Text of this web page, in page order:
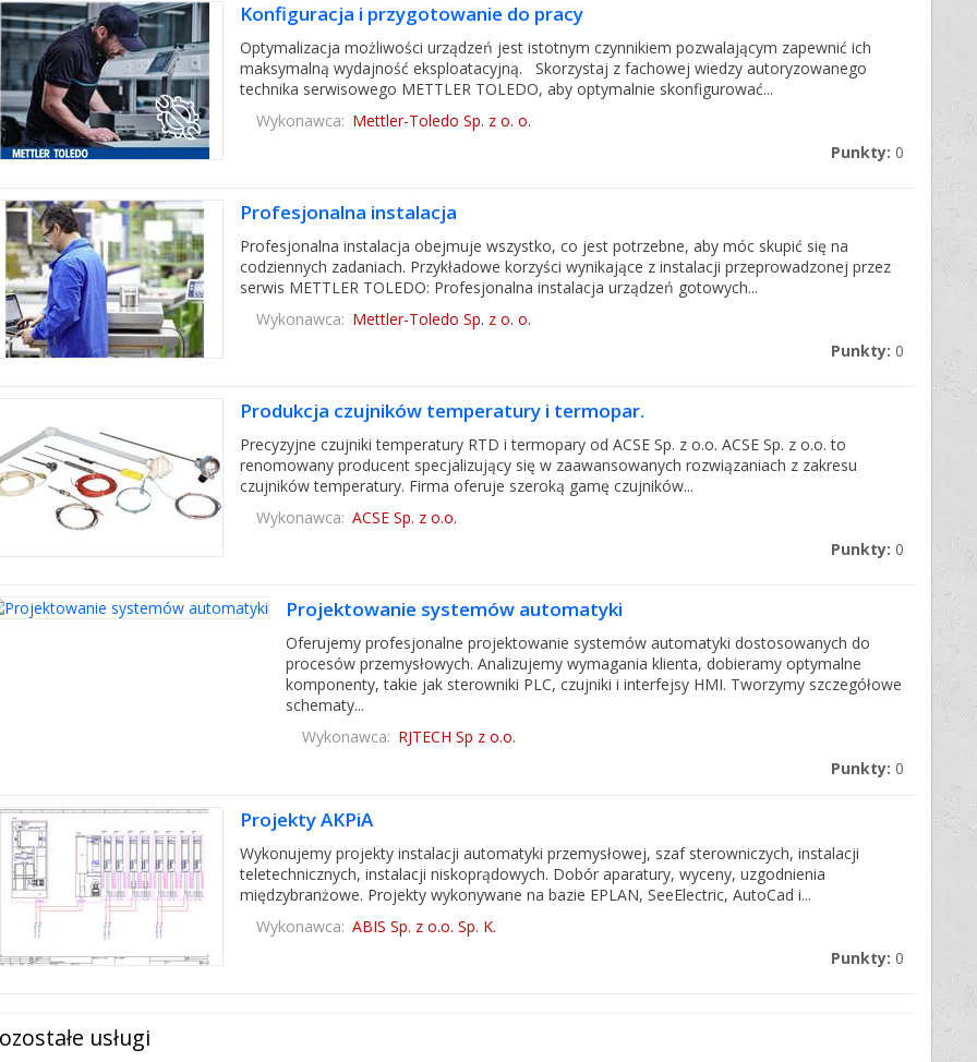
Konfiguracja i przygotowanie do pracy
Optymalizacja możliwości urządzeń jest istotnym czynnikiem pozwalającym zapewnić ich
maksymalną wydajność eksploatacyjną. Skorzystaj z fachowej wiedzy autoryzowanego
technika serwisowego METTLER TOLEDO, aby optymalnie skonfigurować...
Wykonawca: Mettler-Toledo Sp. z o. o.
Punkty: 0
Profesjonalna instalacja
Profesjonalna instalacja obejmuje wszystko, co jest potrzebne, aby móc skupić się na
codziennych zadaniach. Przykładowe korzyści wynikające z instalacji przeprowadzonej przez
serwis METTLER TOLEDO: Profesjonalna instalacja urządzeń gotowych...
Wykonawca: Mettler-Toledo Sp. z o. o.
Punkty: 0
Produkcja czujników temperatury i termopar.
Precyzyjne czujniki temperatury RTD i termopary od ACSE Sp. z o.o. ACSE Sp. z o.o. to
renomowany producent specjalizujący się w zaawansowanych rozwiązaniach z zakresu
czujników temperatury. Firma oferuje szeroką gamę czujników...
Wykonawca: ACSE Sp. z o.o.
Punkty: 0
Projektowanie systemów automatyki
Oferujemy profesjonalne projektowanie systemów automatyki dostosowanych do
procesów przemysłowych. Analizujemy wymagania klienta, dobieramy optymalne
komponenty, takie jak sterowniki PLC, czujniki i interfejsy HMI. Tworzymy szczegółowe
schematy...
Wykonawca: RJTECH Sp z o.o.
Punkty: 0
Projekty AKPiA
Wykonujemy projekty instalacji automatyki przemysłowej, szaf sterowniczych, instalacji
teletechnicznych, instalacji niskoprądowych. Dobór aparatury, wyceny, uzgodnienia
międzybranżowe. Projekty wykonywane na bazie EPLAN, SeeElectric, AutoCad i...
Wykonawca: ABIS Sp. z o.o. Sp. K.
Punkty: 0
usługi